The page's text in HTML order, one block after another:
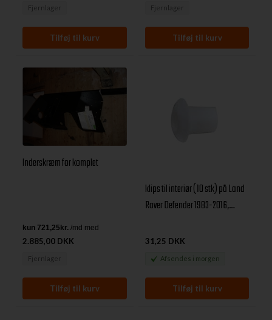
Fjernlager Fjernlager
Inderskræm for komplet
2.885,00 DKK
Fjernlager
klips til interiør ( 10 stk) på Land
Rover Defender 1983-2016,
Range Rover Classic
31,25 DKK
Afsendes i morgen